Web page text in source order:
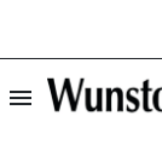
menu